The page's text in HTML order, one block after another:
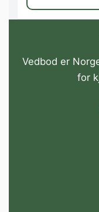
Vedbod er
for